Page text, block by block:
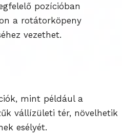
pozícióban
a rotátorköpeny
vezethet.
mint például a
vállízületi tér, növelhetik
esélyét.